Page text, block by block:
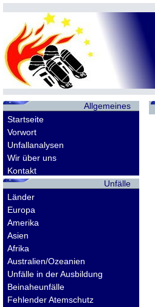
Allgemeines
Startseite
Vorwort
Unfallanalysen
Wir über uns
Kontakt
Unfälle
Länder
Europa
Amerika
Asien
Afrika
Australien/Ozeanien
Unfälle in der Ausbildung
Beinaheunfälle
Fehlender Atemschutz